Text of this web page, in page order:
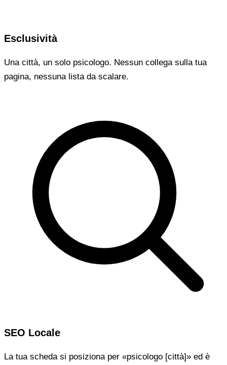
Esclusività
Una città, un solo psicologo. Nessun collega sulla tua
pagina, nessuna lista da scalare.
SEO Locale
La tua scheda si posiziona per «psicologo [città]» ed è